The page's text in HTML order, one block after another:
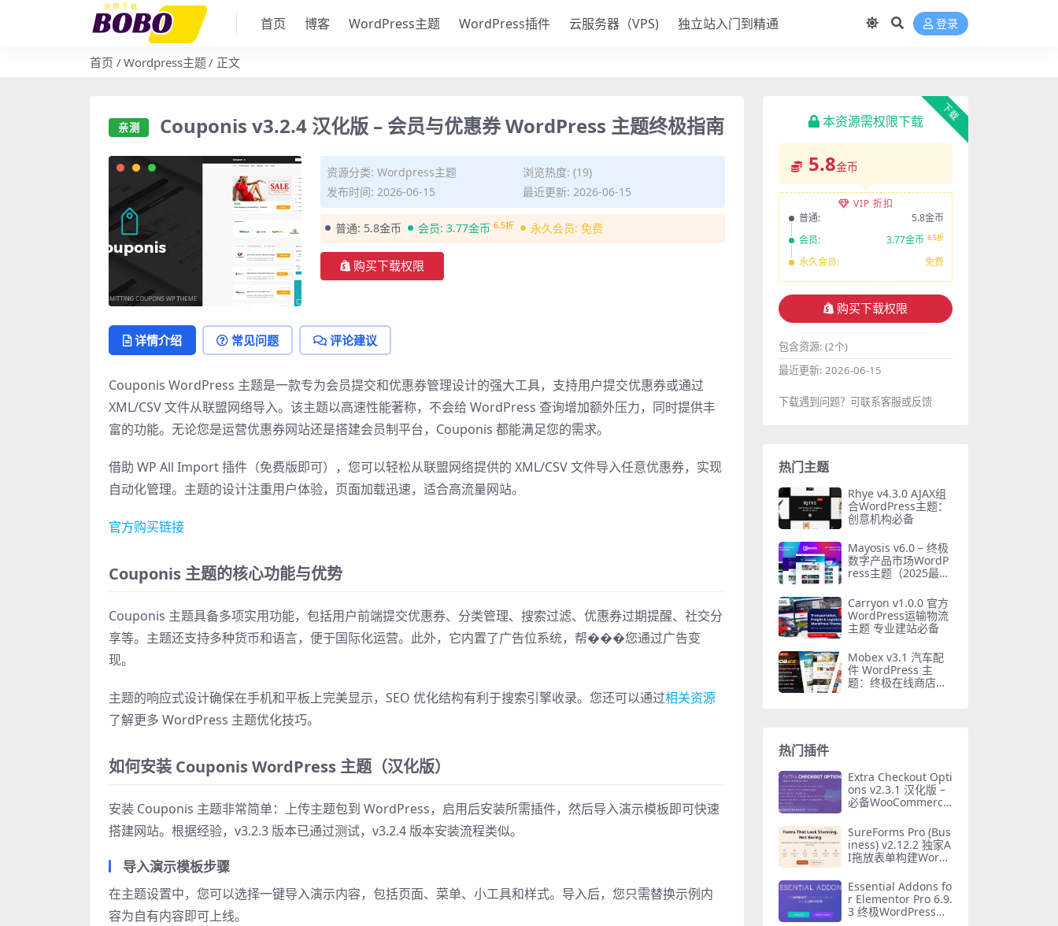
首页 博客 WordPress主题 WordPress插件 云服务器（VPS) 独立站入门到精通 登录
首页 Wordpress主题 正文
亲测 Couponis v3.2.4 汉化版 – 会员与优惠券 WordPress 主题终极指南
与优惠券 WordPress 主题终极指
南">
资源分类: Wordpress主题
浏览热度: (19)
发布时间: 2026-06-15
最近更新: 2026-06-15
普通: 5.8金币 会员: 3.77金币 6.5折 永久会员: 免费
购买下载权限
详情介绍 常见问题 评论建议
Couponis WordPress 主题是一款专为会员提交和优惠券管理设计的强大工具，支持用户提交优惠券或通过
XML/CSV 文件从联盟网络导入。该主题以高速性能著称，不会给 WordPress 查询增加额外压力，同时提供丰
富的功能。无论您是运营优惠券网站还是搭建会员制平台，Couponis 都能满足您的需求。
借助 WP All Import 插件（免费版即可），您可以轻松从联盟网络提供的 XML/CSV 文件导入任意优惠券，实现
自动化管理。主题的设计注重用户体验，页面加载迅速，适合高流量网站。
官方购买链接
Couponis 主题的核心功能与优势
Couponis 主题具备多项实用功能，包括用户前端提交优惠券、分类管理、搜索过滤、优惠券过期提醒、社交分
享等。主题还支持多种货币和语言，便于国际化运营。此外，它内置了广告位系统，帮���您通过广告变
现。
主题的响应式设计确保在手机和平板上完美显示，SEO 优化结构有利于搜索引擎收录。您还可以通过相关资源
了解更多 WordPress 主题优化技巧。
如何安装 Couponis WordPress 主题（汉化版）
安装 Couponis 主题非常简单：上传主题包到 WordPress，启用后安装所需插件，然后导入演示模板即可快速
搭建网站。根据经验，v3.2.3 版本已通过测试，v3.2.4 版本安装流程类似。
导入演示模板步骤
在主题设置中，您可以选择一键导入演示内容，包括页面、菜单、小工具和样式。导入后，您只需替换示例内
容为自有内容即可上线。
下载
本资源需权限下载
5.8金币
VIP 折扣
普通:
5.8金币
会员:
3.77金币 6.5折
永久会员: 免费
购买下载权限
包含资源: (2个)
最近更新: 2026-06-15
下载遇到问题？可联系客服或反馈
热门主题
Rhye v4.3.0 AJAX组
合WordPress主题：
创意机构必备
Mayosis v6.0 – 终极
数字产品市场WordP
ress主题（2025最新
Carryon v1.0.0 官方
WordPress运输物流
主题 专业建站必备
Mobex v3.1 汽车配
件 WordPress 主
题：终极在线商店解
热门插件
Extra Checkout Opti
ons v2.3.1 汉化版 –
必备WooCommerce
SureForms Pro (Bus
iness) v2.12.2 独家A
I拖放表单构建WordP
Essential Addons fo
r Elementor Pro 6.9.
3 终极WordPress插